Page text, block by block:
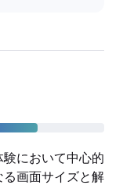
において中心的
画面サイズと解